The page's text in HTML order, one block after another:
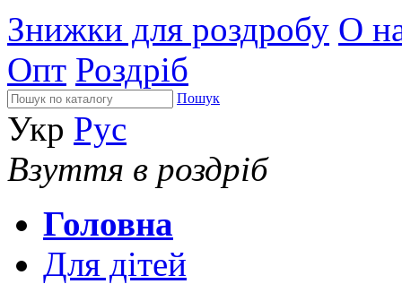
Знижки для роздробу О
Опт Роздріб
Пошук
Укр Рус
Взуття в роздріб
Головна
Для дітей